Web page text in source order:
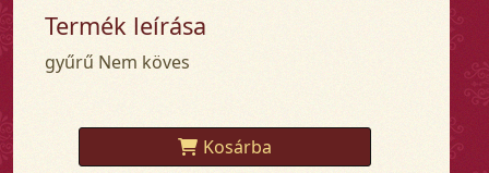
Termék leírása
gyűrű Nem köves
Kosárba